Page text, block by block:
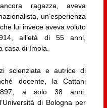
ragazza, aveva
un’esperienza
lui invece aveva voluto
all’età di 55 anni,
casa di Imola.
scienziata e autrice di
docente, la Cattani
a solo 38 anni,
di Bologna per